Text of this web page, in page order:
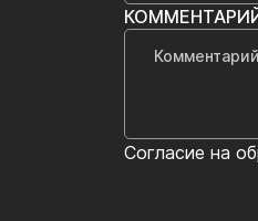
Согласие на